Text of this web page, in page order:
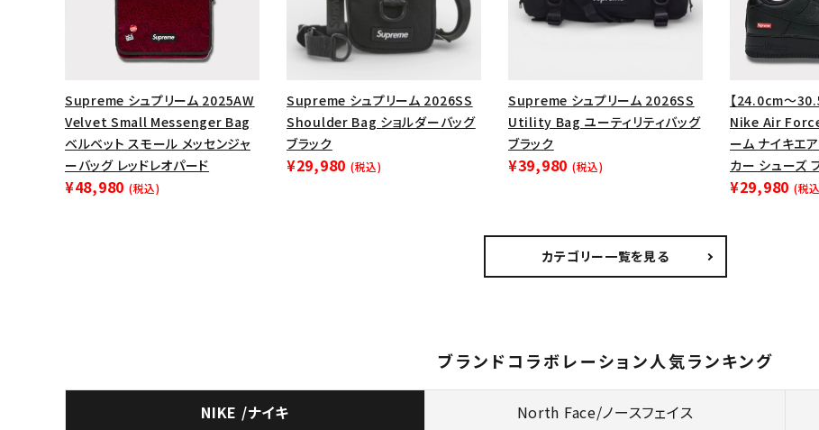
Supreme シュプリーム 2025AW
Velvet Small Messenger Bag
ベルベット スモール メッセンジャ
ーバッグ レッドレオパード
¥48,980 (税込)
Supreme シュプリーム 2026SS
Shoulder Bag ショルダーバッグ
ブラック
¥29,980 (税込)
Supreme シュプリーム 2026SS
Utility Bag ユーティリティバッグ
ブラック
¥39,980 (税込)
【24.0cm～
Nike Air
ーム ナイキエ
カー シューズ
¥29,980 (税
カテゴリー一覧を見る
ブランドコラボレーション人気ランキング
NIKE /ナイキ North Face/ノースフェイス